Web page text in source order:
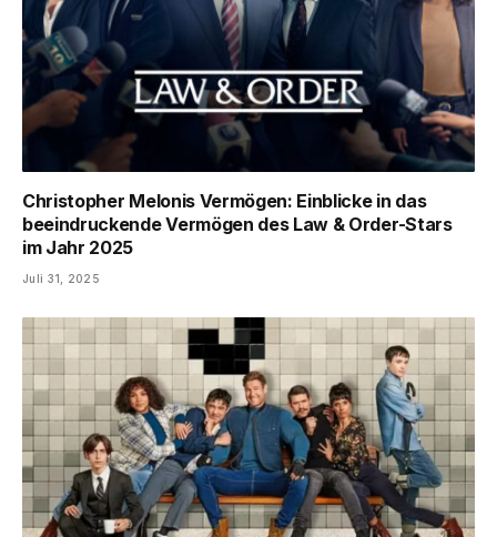
Christopher Melonis Vermögen: Einblicke in das
beeindruckende Vermögen des Law & Order-Stars
im Jahr 2025
Juli 31, 2025